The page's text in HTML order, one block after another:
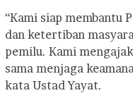
“Kami siap membantu
dan ketertiban
pemilu. Kami
sama menjaga
kata Ustad Yayat.